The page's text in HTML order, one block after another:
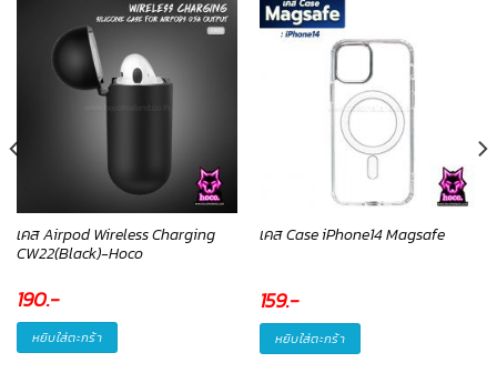
เคส Airpod Wireless Charging
CW22(Black)-Hoco
190.-
หยิบใส่ตะกร้า
เคส Case iPhone14 Magsafe
159.-
หยิบใส่ตะกร้า